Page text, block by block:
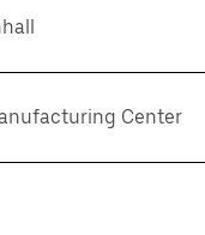
Center